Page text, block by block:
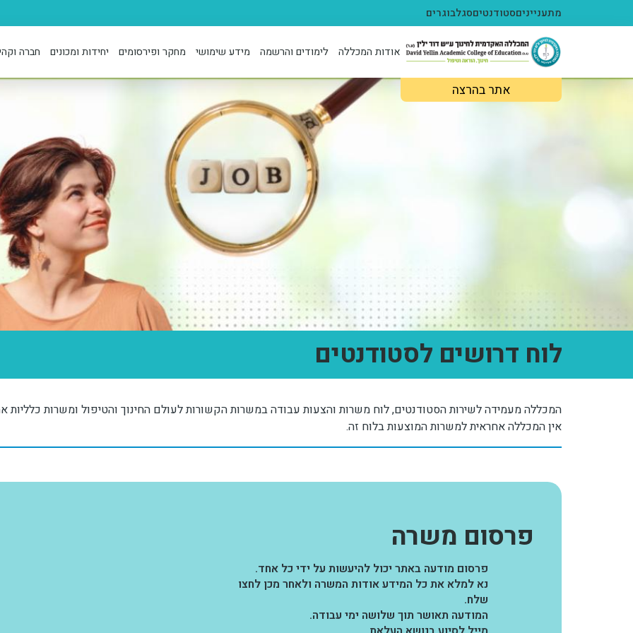
דילוג לתוכן העיקרימתענייניםסטודנטיםסגלבוגרים
אודות המכללה לימודים והרשמה מידע שימושי מחקר ופירסומים יחידות ומכונים חברה
אתר בהרצה
לוח דרושים לסטודנטים
המכללה מעמידה לשירות הסטודנטים, לוח משרות והצעות עבודה במשרות הקשורות לעולם החינוך והטיפול ומשרות כלליות
אין המכללה אחראית למשרות המוצעות בלוח זה.
פרסום משרה
פרסום מודעה באתר יכול להיעשות על ידי כל אחד.
נא למלא את כל המידע אודות המשרה ולאחר מכן לחצו
שלח.
המודעה תאושר תוך שלושה ימי עבודה.